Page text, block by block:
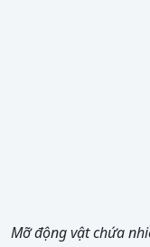
Mỡ động vật chứa